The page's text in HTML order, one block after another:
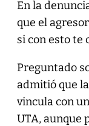
En la
que el
si con esto te
Preguntado
admitió que
vincula con
UTA, aunque